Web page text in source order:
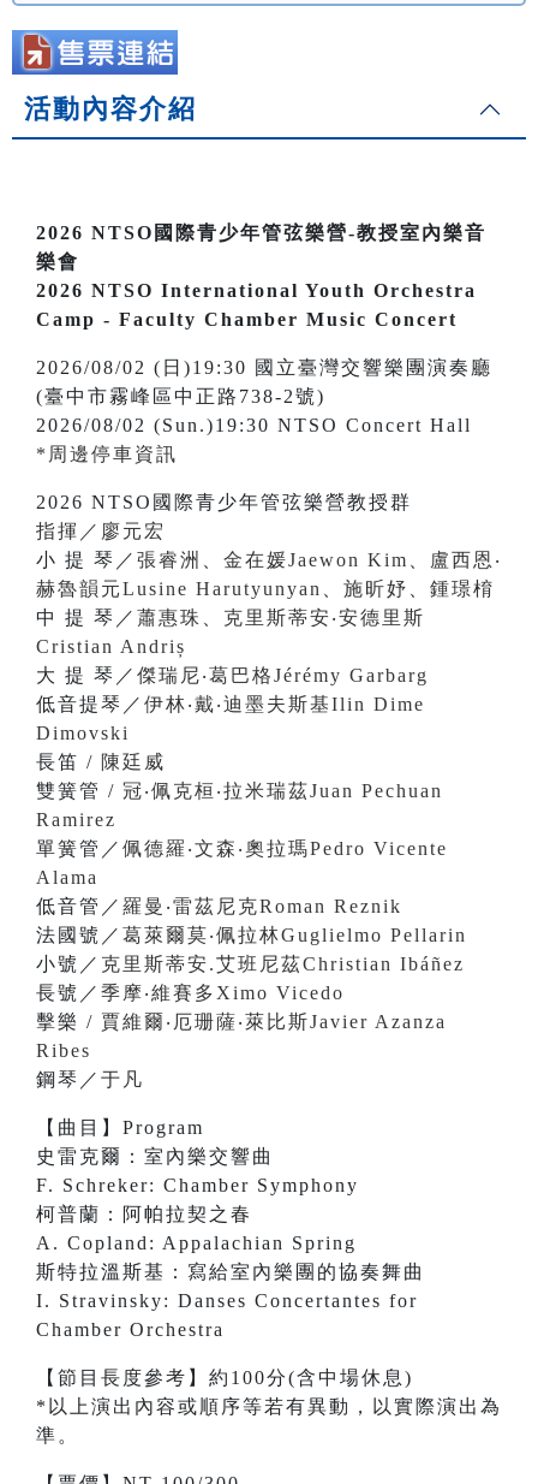
活動內容介紹
2026 NTSO國際青少年管弦樂營-教授室內樂音
樂會
2026 NTSO International Youth Orchestra
Camp - Faculty Chamber Music Concert
2026/08/02 (日)19:30 國立臺灣交響樂團演奏廳
(臺中市霧峰區中正路738-2號)
2026/08/02 (Sun.)19:30 NTSO Concert Hall
*周邊停車資訊
2026 NTSO國際青少年管弦樂營教授群
指揮／廖元宏
小 提 琴／ 張睿洲 金在媛Jaewon Kim
盧西恩‧
赫魯韻元Lusine Harutyunyan
施昕妤
鍾璟棛
中 提 琴／ 蕭惠珠
克里斯蒂安‧安德里斯
Cristian Andriș
大 提 琴／ 傑瑞尼‧葛巴格Jérémy Garbarg
低音提琴／ 伊林‧戴‧迪墨夫斯基Ilin Dime
Dimovski
長笛 / 陳廷威
雙簧管 / 冠‧佩克桓‧拉米瑞茲Juan Pechuan
Ramirez
單簧管／ 佩德羅‧文森‧奧拉瑪Pedro Vicente
Alama
低音管／ 羅曼‧雷茲尼克Roman Reznik
法國號／ 葛萊爾莫‧佩拉林Guglielmo Pellarin
小號／ 克里斯蒂安.艾班尼茲Christian Ibáñez
長號／ 季摩‧維賽多Ximo Vicedo
擊樂 / 賈維爾‧厄珊薩‧萊比斯Javier Azanza
Ribes
鋼琴／ 于凡
【曲目】Program
史雷克爾：室內樂交響曲
F. Schreker: Chamber Symphony
柯普蘭：阿帕拉契之春
A. Copland: Appalachian Spring
斯特拉溫斯基：寫給室內樂團的協奏舞曲
I. Stravinsky: Danses Concertantes for
Chamber Orchestra
【節目長度參考】約100分(含中場休息)
*以上演出內容或順序等若有異動，以實際演出為
準。